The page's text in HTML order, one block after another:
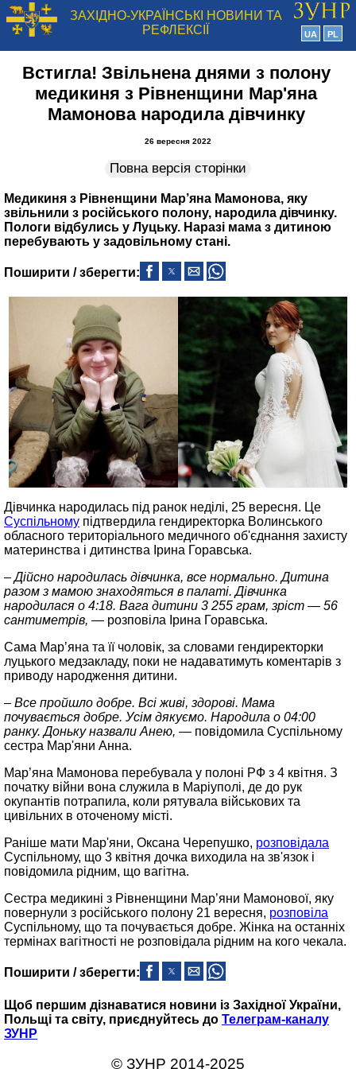
ЗАХІДНО-УКРАЇНСЬКІ НОВИНИ ТА
РЕФЛЕКСІЇ
UA PL
Встигла! Звільнена днями з полону
медикиня з Рівненщини Мар'яна
Мамонова народила дівчинку
26 вересня 2022
Повна версія сторінки
Медикиня з Рівненщини Мар’яна Мамонова, яку
звільнили з російського полону, народила дівчинку.
Пологи відбулись у Луцьку. Наразі мама з дитиною
перебувають у задовільному стані.
Поширити / зберегти:
Дівчинка народилась під ранок неділі, 25 вересня. Це
Суспільному підтвердила гендиректорка Волинського
обласного територіального медичного об'єднання захисту
материнства і дитинства Ірина Горавська.
– Дійсно народилась дівчинка, все нормально. Дитина
разом з мамою знаходяться в палаті. Дівчинка
народилася о 4:18. Вага дитини 3 255 грам, зріст — 56
сантиметрів, — розповіла Ірина Горавська.
Сама Мар’яна та її чоловік, за словами гендиректорки
луцького медзакладу, поки не надаватимуть коментарів з
приводу народження дитини.
– Все пройшло добре. Всі живі, здорові. Мама
почувається добре. Усім дякуємо. Народила о 04:00
ранку. Доньку назвали Анею, — повідомила Суспільному
сестра Мар'яни Анна.
Мар’яна Мамонова перебувала у полоні РФ з 4 квітня. З
початку війни вона служила в Маріуполі, де до рук
окупантів потрапила, коли рятувала військових та
цивільних в оточеному місті.
Раніше мати Мар'яни, Оксана Черепушко, розповідала
Суспільному, що 3 квітня дочка виходила на зв'язок і
повідомила рідним, що вагітна.
Сестра медикині з Рівненщини Мар’яни Мамонової, яку
повернули з російського полону 21 вересня, розповіла
Суспільному, що та почувається добре. Жінка на останніх
термінах вагітності не розповідала рідним на кого чекала.
Поширити / зберегти:
Щоб першим дізнаватися новини із Західної України,
Польщі та світу, приєднуйтесь до Телеграм-каналу
ЗУНР
© ЗУНР 2014-2025